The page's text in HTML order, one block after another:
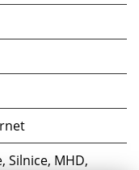
Silnice, MHD,